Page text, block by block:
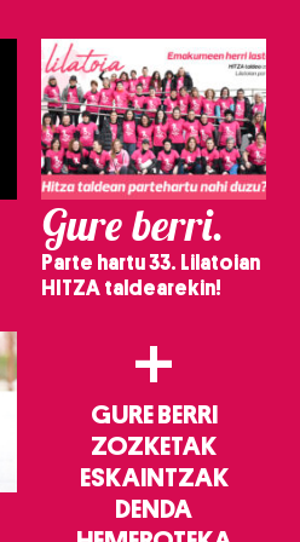
Gure berri.
Parte hartu 33. Lilatoian
HITZA taldearekin!
+
GURE BERRI
ZOZKETAK
ESKAINTZAK
DENDA